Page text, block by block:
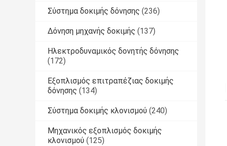
Σύστημα δοκιμής δόνησης (236)
Δόνηση μηχανής δοκιμής (137)
Ηλεκτροδυναμικός δονητής δόνησης
(172)
Εξοπλισμός επιτραπέζιας δοκιμής
δόνησης (134)
Σύστημα δοκιμής κλονισμού (240)
Μηχανικός εξοπλισμός δοκιμής
κλονισμού (125)